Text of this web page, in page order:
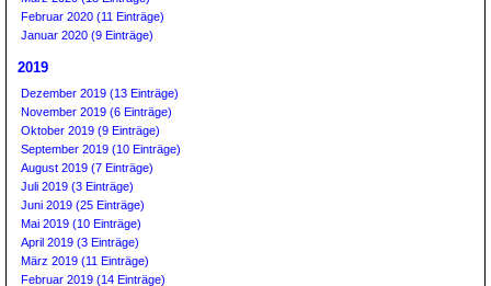
Februar 2020 (11 Einträge)
Januar 2020 (9 Einträge)
2019
Dezember 2019 (13 Einträge)
November 2019 (6 Einträge)
Oktober 2019 (9 Einträge)
September 2019 (10 Einträge)
August 2019 (7 Einträge)
Juli 2019 (3 Einträge)
Juni 2019 (25 Einträge)
Mai 2019 (10 Einträge)
April 2019 (3 Einträge)
März 2019 (11 Einträge)
Februar 2019 (14 Einträge)